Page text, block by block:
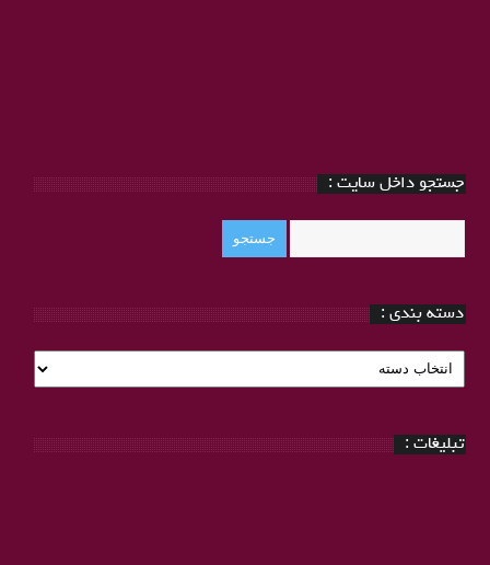
جستجو داخل سایت :
دسته بندی :
دسته
بندی
تبلیغات :